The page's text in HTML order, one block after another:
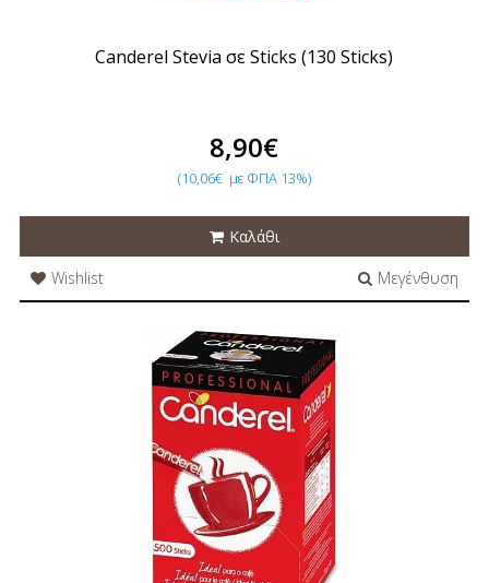
Canderel Stevia σε Sticks (130 Sticks)
8,90€
(10,06€ με ΦΠΑ 13%)
Καλάθι
Wishlist
Μεγένθυση